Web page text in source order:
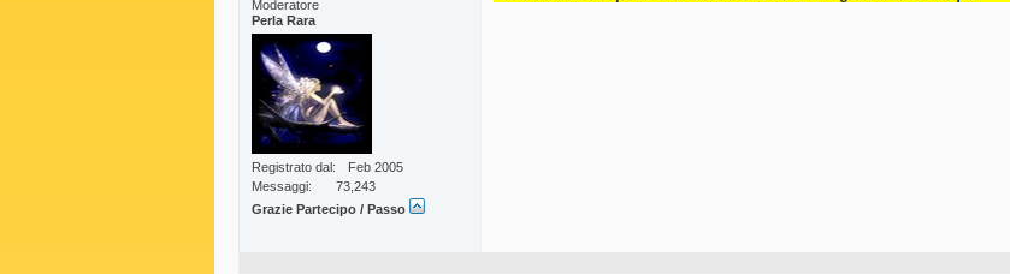
Moderatore
Perla Rara
Registrato dal
Feb 2005
Messaggi
73,243
Grazie Partecipo / Passo